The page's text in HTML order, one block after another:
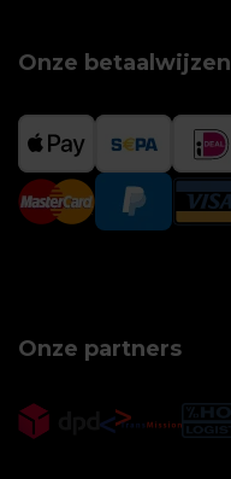
Onze betaalwijzen
Onze partners